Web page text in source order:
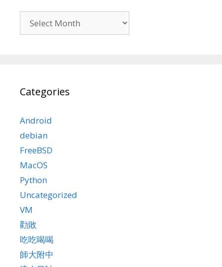
Categories
Android
debian
FreeBSD
MacOS
Python
Uncategorized
VM
勸敗
吃吃喝喝
師大附中